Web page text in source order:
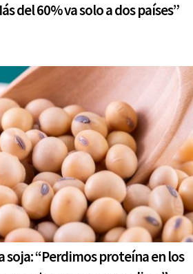
del 60% va solo a dos países”
soja: “Perdimos proteína en los